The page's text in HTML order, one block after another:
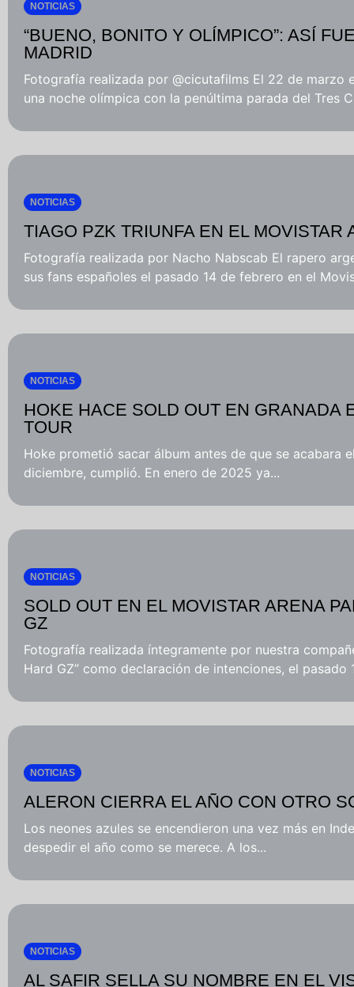
NOTICIAS
“BUENO, BONITO Y OLÍMPICO”: ASÍ
MADRID
Fotografía realizada por @cicutafilms El 22 de marzo
una noche olímpica con la penúltima parada del Tres
NOTICIAS
TIAGO PZK TRIUNFA EN EL MOVISTAR
Fotografía realizada por Nacho Nabscab El rapero
sus fans españoles el pasado 14 de febrero en el
NOTICIAS
HOKE HACE SOLD OUT EN GRANADA
TOUR
Hoke prometió sacar álbum antes de que se acabara
diciembre, cumplió. En enero de 2025 ya...
NOTICIAS
SOLD OUT EN EL MOVISTAR ARENA
GZ
Fotografía realizada íntegramente por nuestra
Hard GZ” como declaración de intenciones, el pasado
NOTICIAS
ALERON CIERRA EL AÑO CON OTRO
Los neones azules se encendieron una vez más en
despedir el año como se merece. A los...
NOTICIAS
AL SAFIR SELLA SU NOMBRE EN EL